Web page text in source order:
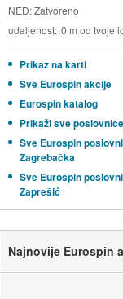
NED: Zatvoreno
udaljenost 0 m od tvoje
Prikaz na karti
Sve Eurospin akcije
Eurospin katalog
Prikaži sve poslovnice
Sve Eurospin
Zagrebačka
Sve Eurospin
Zaprešić
Najnovije Eurospin